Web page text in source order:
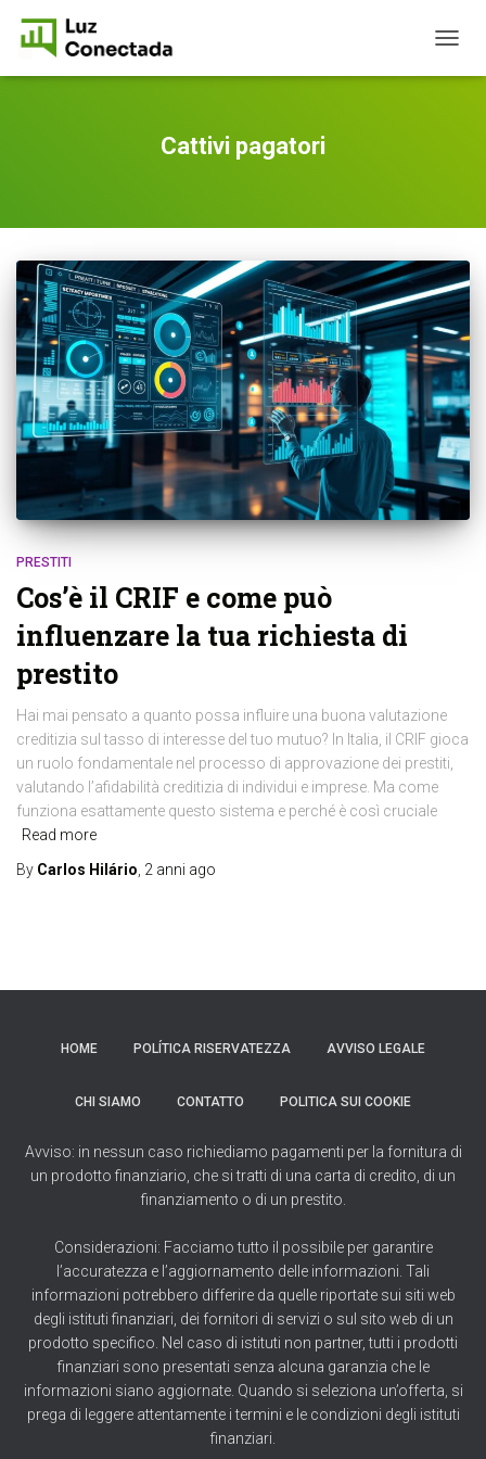
Cattivi pagatori
PRESTITI
Cos’è il CRIF e come può
influenzare la tua richiesta di
prestito
Hai mai pensato a quanto possa influire una buona valutazione
creditizia sul tasso di interesse del tuo mutuo? In Italia, il CRIF gioca
un ruolo fondamentale nel processo di approvazione dei prestiti,
valutando l’afidabilità creditizia di individui e imprese. Ma come
funziona esattamente questo sistema e perché è così cruciale
Read more
By Carlos Hilário 2 anni ago
HOME POLÍTICA RISERVATEZZA AVVISO LEGALE
CHI SIAMO CONTATTO POLITICA SUI COOKIE
Avviso: in nessun caso richiediamo pagamenti per la fornitura di
un prodotto finanziario, che si tratti di una carta di credito, di un
finanziamento o di un prestito.
Considerazioni: Facciamo tutto il possibile per garantire
l’accuratezza e l’aggiornamento delle informazioni. Tali
informazioni potrebbero differire da quelle riportate sui siti web
degli istituti finanziari, dei fornitori di servizi o sul sito web di un
prodotto specifico. Nel caso di istituti non partner, tutti i prodotti
finanziari sono presentati senza alcuna garanzia che le
informazioni siano aggiornate. Quando si seleziona un’offerta, si
prega di leggere attentamente i termini e le condizioni degli istituti
finanziari.